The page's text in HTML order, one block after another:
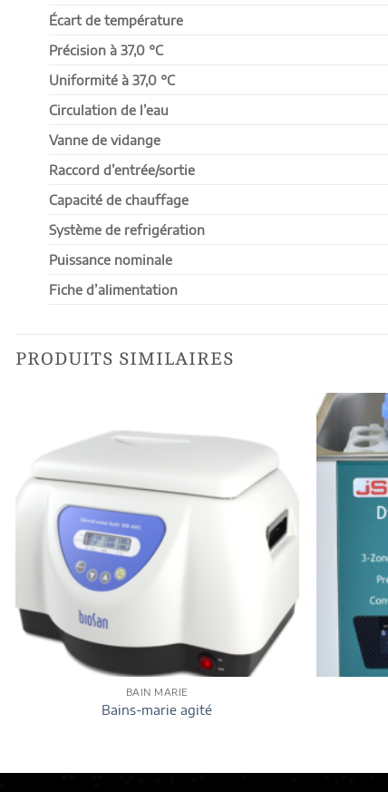
Écart de température
Précision à 37,0 °C
Uniformité à 37,0 °C
Circulation de l’eau
Vanne de vidange
Raccord d’entrée/sortie
Capacité de chauffage
Système de refrigération
Puissance nominale
Fiche d’alimentation
PRODUITS SIMILAIRES
BAIN MARIE
Bains-marie agité